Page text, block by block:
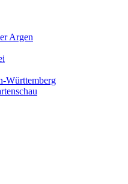
Argen
Württemberg